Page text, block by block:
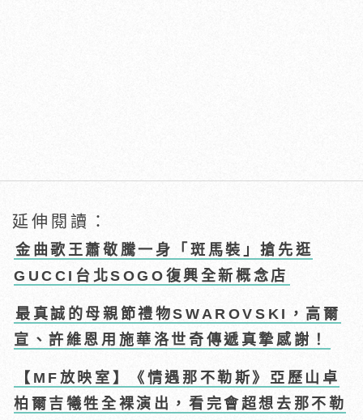
延伸閱讀：
金曲歌王蕭敬騰一身「斑馬裝」搶先逛
GUCCI台北SOGO復興全新概念店
最真誠的母親節禮物SWAROVSKI，高爾
宣、許維恩用施華洛世奇傳遞真摯感謝！
【MF放映室】《情遇那不勒斯》亞歷山卓
柏爾吉犧牲全裸演出，看完會超想去那不勒